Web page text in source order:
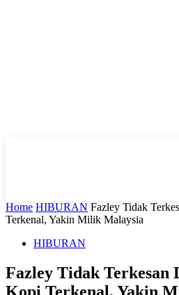
Home HIBURAN Fazley Tidak
Terkenal, Yakin Milik Malaysia
HIBURAN
Fazley Tidak Terkesan
Kopi Terkenal, Yakin